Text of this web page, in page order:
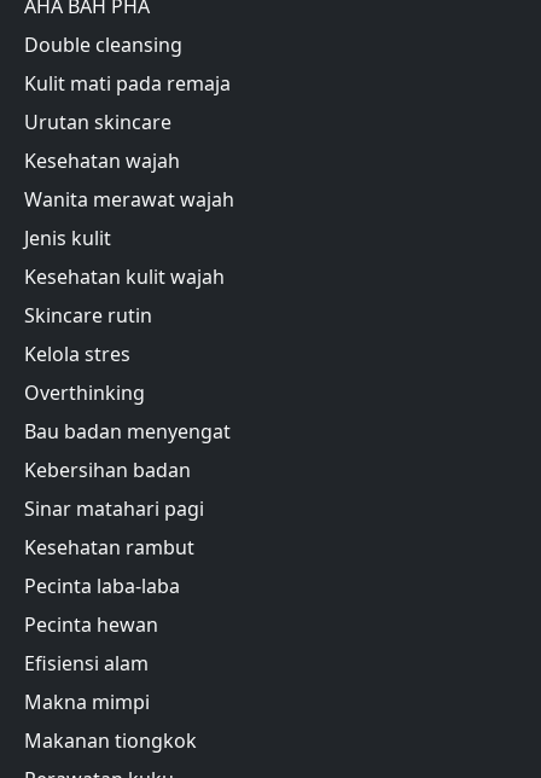
AHA BAH PHA
Double cleansing
Kulit mati pada remaja
Urutan skincare
Kesehatan wajah
Wanita merawat wajah
Jenis kulit
Kesehatan kulit wajah
Skincare rutin
Kelola stres
Overthinking
Bau badan menyengat
Kebersihan badan
Sinar matahari pagi
Kesehatan rambut
Pecinta laba-laba
Pecinta hewan
Efisiensi alam
Makna mimpi
Makanan tiongkok